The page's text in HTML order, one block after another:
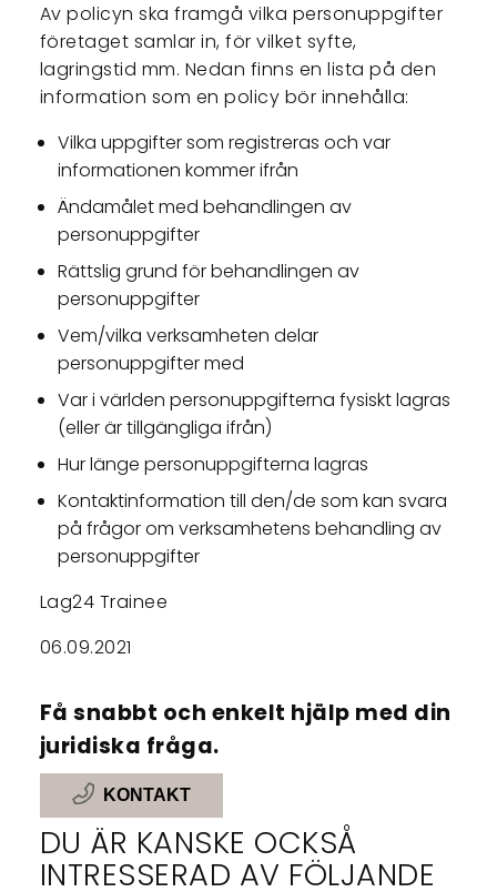
Av policyn ska framgå vilka personuppgifter
företaget samlar in, för vilket syfte,
lagringstid mm. Nedan finns en lista på den
information som en policy bör innehålla:
Vilka uppgifter som registreras och var
informationen kommer ifrån
Ändamålet med behandlingen av
personuppgifter
Rättslig grund för behandlingen av
personuppgifter
Vem/vilka verksamheten delar
personuppgifter med
Var i världen personuppgifterna fysiskt lagras
(eller är tillgängliga ifrån)
Hur länge personuppgifterna lagras
Kontaktinformation till den/de som kan svara
på frågor om verksamhetens behandling av
personuppgifter
Lag24 Trainee
06.09.2021
Få snabbt och enkelt hjälp med din
juridiska fråga.
KONTAKT
DU ÄR KANSKE OCKSÅ
INTRESSERAD AV FÖLJANDE